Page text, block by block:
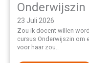
Onderwijszin
23 Juli 2026
Zou ik docent willen
cursus Onderwijszin om
voor haar zou…